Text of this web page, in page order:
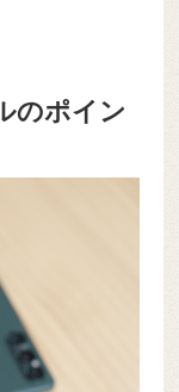
のポイン